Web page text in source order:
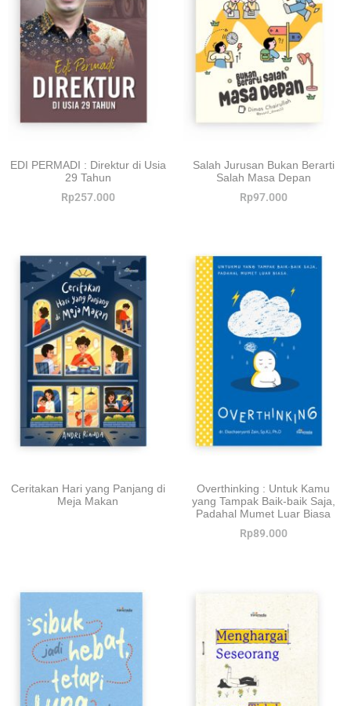
EDI PERMADI : Direktur di Usia
29 Tahun
Rp257.000
Salah Jurusan Bukan Berarti
Salah Masa Depan
Rp97.000
Ceritakan Hari yang Panjang di
Meja Makan
Overthinking : Untuk Kamu
yang Tampak Baik-baik Saja,
Padahal Mumet Luar Biasa
Rp89.000